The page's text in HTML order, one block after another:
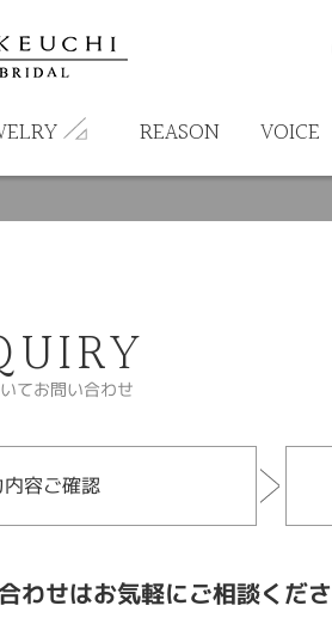
REASON VOICE
てお問い合わせ
内容ご確認
わせはお気軽にご相談くだ